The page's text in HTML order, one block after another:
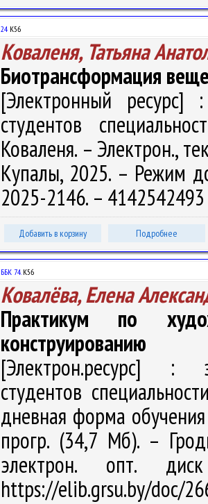
24 К56
Коваленя, Татьяна
Биотрансформация
[Электронный ресурс]
студентов
Коваленя. – Электрон.,
Купалы, 2025. – Режим
2025-2146. –
Добавить в корзину Подробнее
ББК 74.К56
Ковалёва, Елена
Практикум по
конструированию
[Электрон.ресурс] :
студентов
дневная форма
прогр. (34,7 Мб). –
электрон. опт.
https://elib.grsu.by/doc/